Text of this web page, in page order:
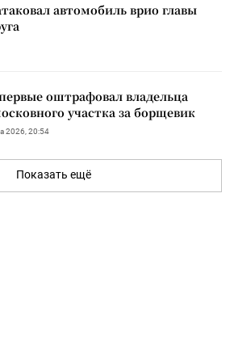
автомобиль врио главы
оштрафовал владельца
участка за борщевик
2026, 20:54
Показать ещё